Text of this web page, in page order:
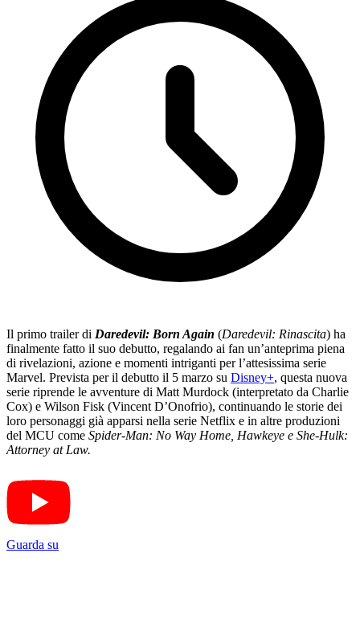
Il primo trailer di Daredevil: Born Again (Daredevil: Rinascita) ha
finalmente fatto il suo debutto, regalando ai fan un’anteprima piena
di rivelazioni, azione e momenti intriganti per l’attesissima serie
Marvel. Prevista per il debutto il 5 marzo su Disney+, questa nuova
serie riprende le avventure di Matt Murdock (interpretato da Charlie
Cox) e Wilson Fisk (Vincent D’Onofrio), continuando le storie dei
loro personaggi già apparsi nella serie Netflix e in altre produzioni
del MCU come Spider-Man: No Way Home, Hawkeye e She-Hulk:
Attorney at Law.
Guarda su